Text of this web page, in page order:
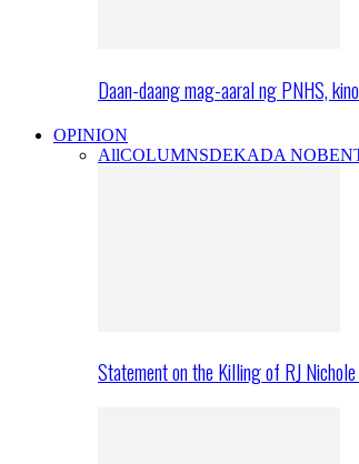
Daan-daang mag-aaral ng PNHS,
OPINION
AllCOLUMNSDEKADA
Statement on the Killing of RJ